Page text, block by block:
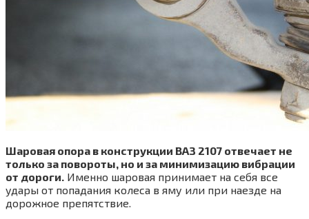
Шаровая опора в конструкции ВАЗ 2107 отвечает не
только за повороты, но и за минимизацию вибрации
от дороги. Именно шаровая принимает на себя все
удары от попадания колеса в яму или при наезде на
дорожное препятствие.